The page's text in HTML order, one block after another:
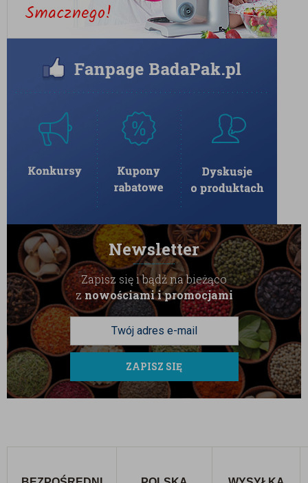
Newsletter
Zapisz się i bądź na bieżąco
znowościami i promocjami
ZAPISZ SIĘ